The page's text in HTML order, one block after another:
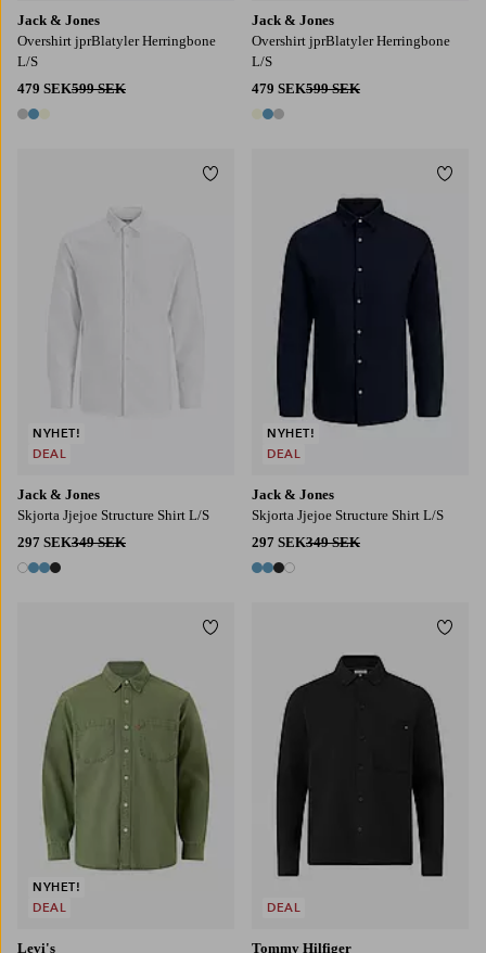
Jack & Jones
Overshirt jprBlatyler Herringbone
L/S
479 SEK599 SEK
3 färger
Jack & Jones
Overshirt jprBlatyler Herringbone
L/S
479 SEK599 SEK
3 färger
Jack & Jones
Skjorta Jjejoe Structure Shirt L/S
297 SEK349 SEK
4 färger
NYHET!
DEAL
Lägg till i favoriter
Jack & Jones
Skjorta Jjejoe Structure Shirt L/S
297 SEK349 SEK
4 färger
NYHET!
DEAL
2XL
Levi's
NYHET!
DEAL
Lägg till i favoriter
Tommy Hilfiger
DEAL